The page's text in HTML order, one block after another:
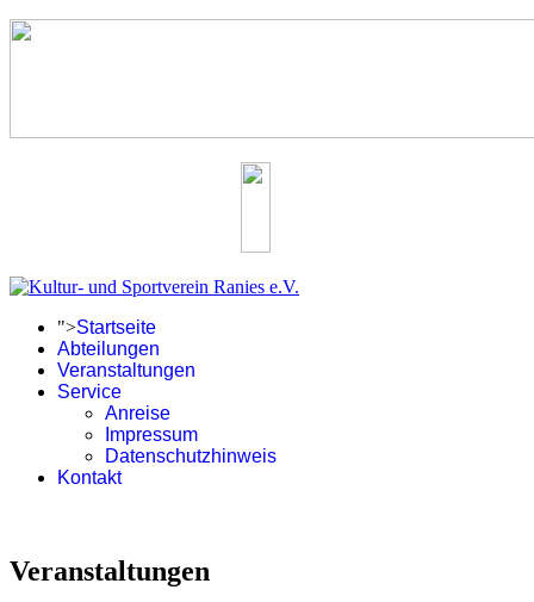
">Startseite
Abteilungen
Veranstaltungen
Service
Anreise
Impressum
Datenschutzhinweis
Kontakt
Veranstaltungen